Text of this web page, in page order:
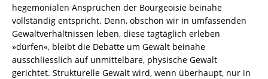
hegemonialen Ansprüchen der Bourgeoisie beinahe
vollständig entspricht. Denn, obschon wir in umfassenden
Gewaltverhältnissen leben, diese tagtäglich erleben
»dürfen«, bleibt die Debatte um Gewalt beinahe
ausschliesslich auf unmittelbare, physische Gewalt
gerichtet. Strukturelle Gewalt wird, wenn überhaupt, nur in